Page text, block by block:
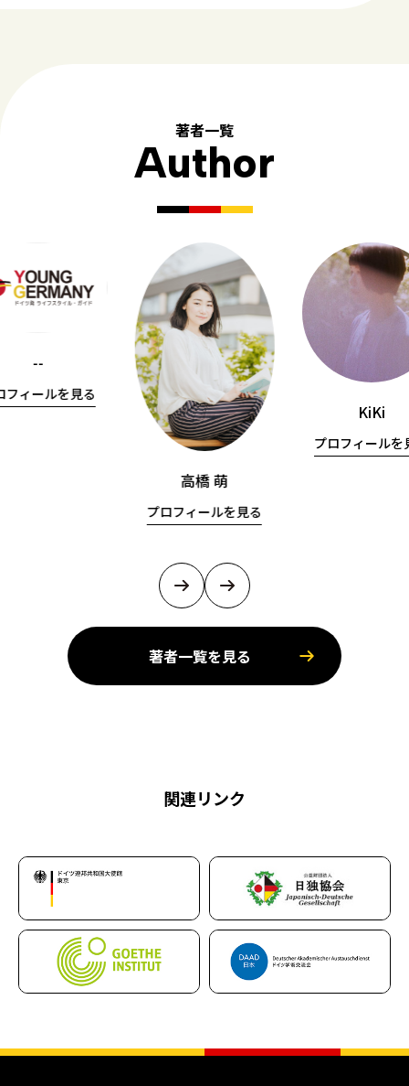
著者一覧
Author
--
フィールを見る
高橋 萌
プロフィールを見る
KiKi
プロフィールを
著者一覧を見る
関連リンク